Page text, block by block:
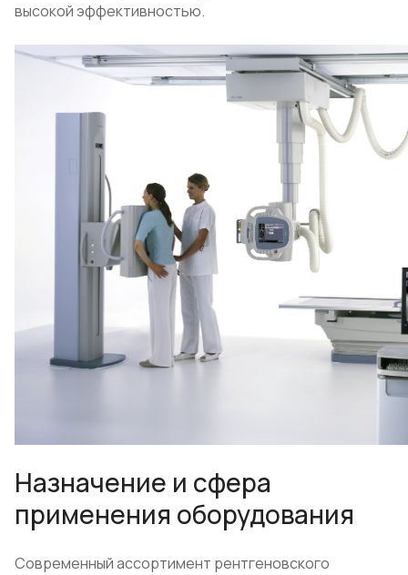
высокой эффективностью.
Назначение и сфера
применения оборудования
Современный ассортимент рентгеновского